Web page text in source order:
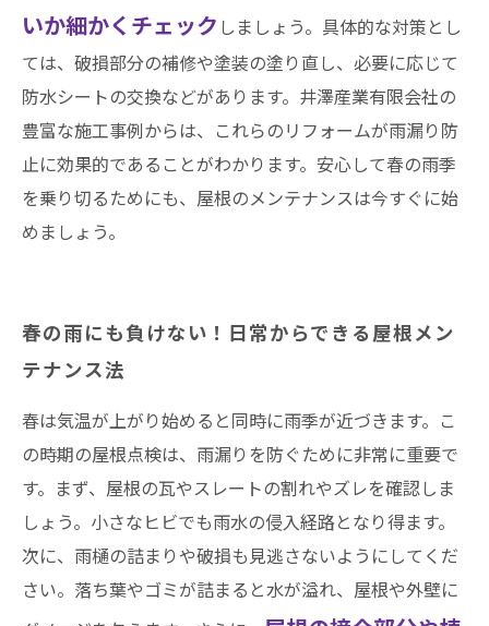
いか細かくチェック しましょう。具体的な対策とし
ては、破損部分の補修や塗装の塗り直し、必要に応じて
防水シートの交換などがあります。井澤産業有限会社の
豊富な施工事例からは、これらのリフォームが雨漏り防
止に効果的であることがわかります。安心して春の雨季
を乗り切るためにも、屋根のメンテナンスは今すぐに始
めましょう。
春の雨にも負けない！日常からできる屋根メン
テナンス法
春は気温が上がり始めると同時に雨季が近づきます。こ
の時期の屋根点検は、雨漏りを防ぐために非常に重要で
す。まず、屋根の瓦やスレートの割れやズレを確認しま
しょう。小さなヒビでも雨水の侵入経路となり得ます。
次に、雨樋の詰まりや破損も見逃さないようにしてくだ
さい。落ち葉やゴミが詰まると水が溢れ、屋根や外壁に